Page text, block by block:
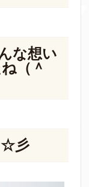
な想い
（＾
☆彡